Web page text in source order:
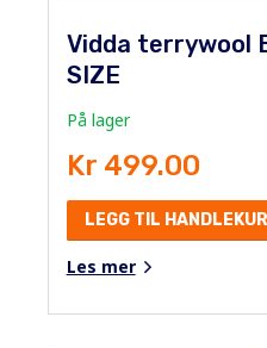
Vidda terrywool
SIZE
På lager
Kr 499.00
LEGG TIL
Les mer